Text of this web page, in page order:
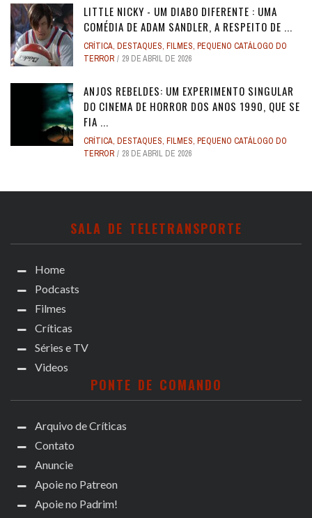
LITTLE NICKY - UM DIABO DIFERENTE : UMA
COMÉDIA DE ADAM SANDLER, A RESPEITO DE ...
CRÍTICA, DESTAQUES, FILMES, PEQUENO CATÁLOGO DO
TERROR
29 DE ABRIL DE 2026
ANJOS REBELDES: UM EXPERIMENTO SINGULAR
DO CINEMA DE HORROR DOS ANOS 1990, QUE SE
FIA ...
CRÍTICA, DESTAQUES, FILMES, PEQUENO CATÁLOGO DO
TERROR
28 DE ABRIL DE 2026
SALA DE TELETRANSPORTE
Home
Podcasts
Filmes
Críticas
Séries e TV
Videos
PONTE DE COMANDO
Arquivo de Críticas
Contato
Anuncie
Apoie no Patreon
Apoie no Padrim!